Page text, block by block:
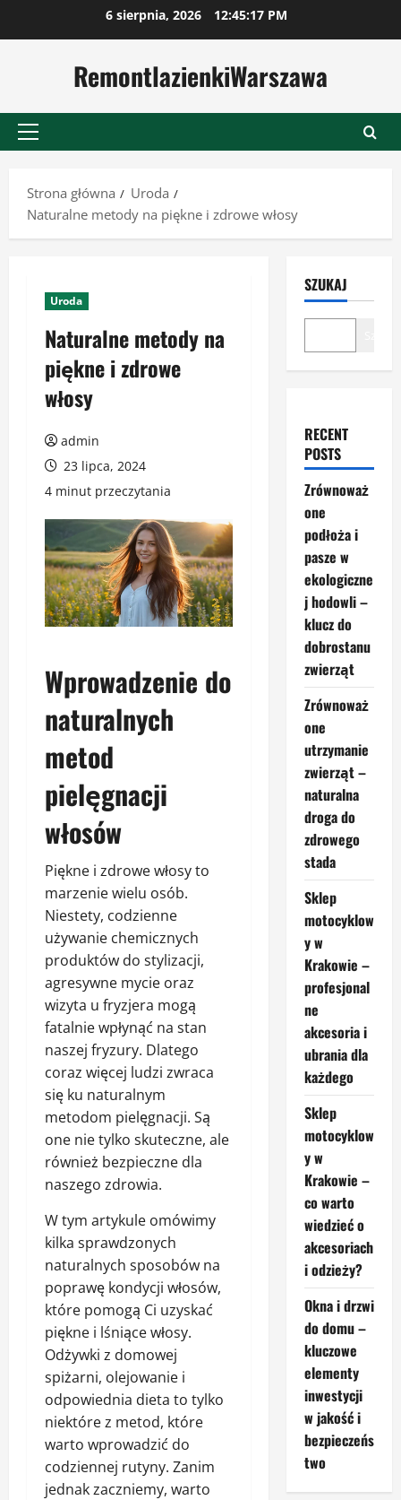
6 sierpnia, 2026 12:45:18 PM
RemontlazienkiWarszawa
Menu
Strona główna
Uroda
Naturalne metody na piękne i zdrowe włosy
Uroda
Naturalne metody na
piękne i zdrowe
włosy
admin
23 lipca, 2024
4 minut przeczytania
Wprowadzenie do
naturalnych
metod
pielęgnacji
włosów
Piękne i zdrowe włosy to
marzenie wielu osób.
Niestety, codzienne
używanie chemicznych
produktów do stylizacji,
agresywne mycie oraz
wizyta u fryzjera mogą
fatalnie wpłynąć na stan
naszej fryzury. Dlatego
coraz więcej ludzi zwraca
się ku naturalnym
metodom pielęgnacji. Są
one nie tylko skuteczne, ale
również bezpieczne dla
naszego zdrowia.
W tym artykule omówimy
kilka sprawdzonych
naturalnych sposobów na
poprawę kondycji włosów,
które pomogą Ci uzyskać
piękne i lśniące włosy.
Odżywki z domowej
spiżarni, olejowanie i
odpowiednia dieta to tylko
niektóre z metod, które
warto wprowadzić do
codziennej rutyny. Zanim
jednak zaczniemy, warto
SZUKAJ
RECENT
POSTS
Zrównoważ
one
podłoża i
pasze w
ekologiczne
j hodowli –
klucz do
dobrostanu
zwierząt
Zrównoważ
one
utrzymanie
zwierząt –
naturalna
droga do
zdrowego
stada
Sklep
motocyklow
y w
Krakowie –
profesjonal
ne
akcesoria i
ubrania dla
każdego
Sklep
motocyklow
y w
Krakowie –
co warto
wiedzieć o
akcesoriach
i odzieży?
Okna i drzwi
do domu –
kluczowe
elementy
inwestycji
w jakość i
bezpieczeńs
two